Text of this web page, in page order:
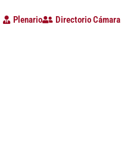
Plenario Directorio Cámara